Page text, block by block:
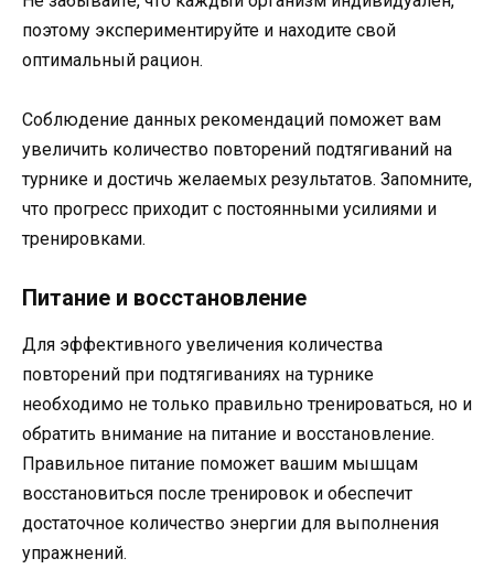
поэтому экспериментируйте и находите свой
оптимальный рацион.
Соблюдение данных рекомендаций поможет вам
увеличить количество повторений подтягиваний на
турнике и достичь желаемых результатов. Запомните,
что прогресс приходит с постоянными усилиями и
тренировками.
Питание и восстановление
Для эффективного увеличения количества
повторений при подтягиваниях на турнике
необходимо не только правильно тренироваться, но и
обратить внимание на питание и восстановление.
Правильное питание поможет вашим мышцам
восстановиться после тренировок и обеспечит
достаточное количество энергии для выполнения
упражнений.